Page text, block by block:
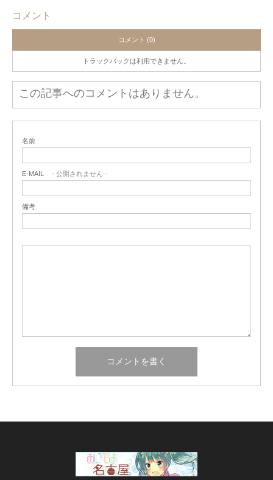
コメント
コメント (0)
トラックバックは利用できません。
この記事へのコメントはありません。
名前
E-MAIL - 公開されません -
備考